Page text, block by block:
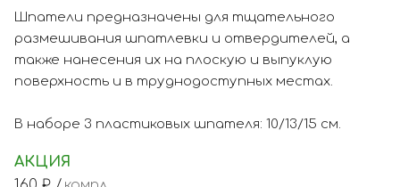
Шпатели предназначены для тщательного
размешивания шпатлевки и отвердителей, а
также нанесения их на плоскую и выпуклую
поверхность и в труднодоступных местах.
В наборе 3 пластиковых шпателя: 10/13/15 см.
АКЦИЯ